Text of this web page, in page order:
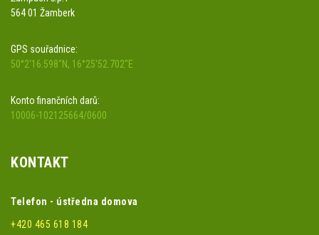
564 01 Žamberk
GPS souřadnice:
50°2'16.598"N, 16°25'52.702"E
Konto finančních darů:
10006-102125664/0600
KONTAKT
Telefon - ústředna domova
+420 465 618 184